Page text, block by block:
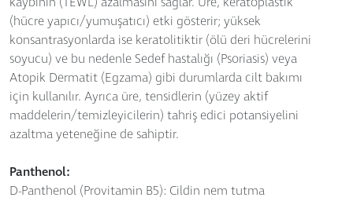
(hücre yapıcı/yumuşatıcı) etki gösterir; yüksek
konsantrasyonlarda ise keratolitiktir (ölü deri hücrelerini
soyucu) ve bu nedenle Sedef hastalığı (Psoriasis) veya
Atopik Dermatit (Egzama) gibi durumlarda cilt bakımı
için kullanılır. Ayrıca üre, tensidlerin (yüzey aktif
maddelerin/temizleyicilerin) tahriş edici potansiyelini
azaltma yeteneğine de sahiptir.
Panthenol:
D-Panthenol (Provitamin B5): Cildin nem tutma